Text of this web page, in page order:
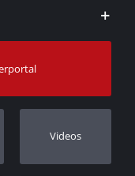
Videos